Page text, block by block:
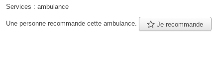
Services : ambulance
Une personne recommande cette ambulance. Je recommande